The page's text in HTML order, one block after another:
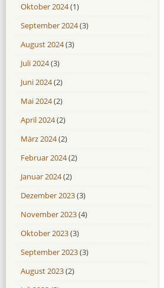
Oktober 2024(1)
September 2024(3)
August 2024(3)
Juli 2024(3)
Juni 2024(2)
Mai 2024(2)
April 2024(2)
März 2024(2)
Februar 2024(2)
Januar 2024(2)
Dezember 2023(3)
November 2023(4)
Oktober 2023(3)
September 2023(3)
August 2023(2)